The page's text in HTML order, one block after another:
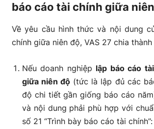
báo cáo tài chính giữa
Về yêu cầu hình thức và nội dung
chính giữa niên độ, VAS 27 chia
Nếu doanh nghiệp lập báo cáo
giữa niên độ (tức là lập đủ các
độ chi tiết gần giống báo cáo
và nội dung phải phù hợp với
số 21 “Trình bày báo cáo tài chính”: